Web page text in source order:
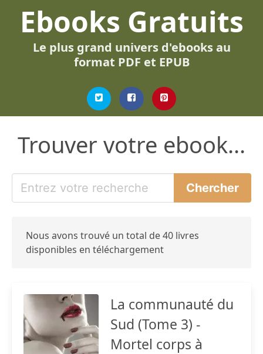
Ebooks Gratuits
Le plus grand univers d'ebooks au
format PDF et EPUB
Trouver votre ebook...
Nous avons trouvé un total de 40 livres
disponibles en téléchargement
La communauté du
Sud (Tome 3) -
Mortel corps à